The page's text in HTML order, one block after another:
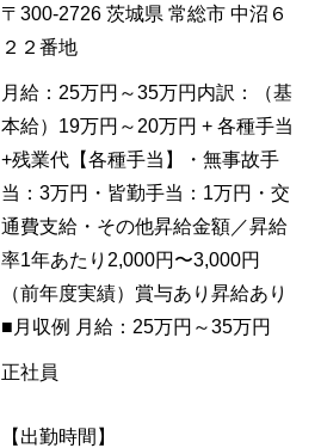
〒300-2726 茨城県 常総市 中沼６
２２番地
月給：25万円～35万円内訳：（基
本給）19万円～20万円 + 各種手当
+残業代【各種手当】・無事故手
当：3万円・皆勤手当：1万円・交
通費支給・その他昇給金額／昇給
率1年あたり2,000円〜3,000円
（前年度実績）賞与あり昇給あり
■月収例 月給：25万円～35万円
正社員
【出勤時間】